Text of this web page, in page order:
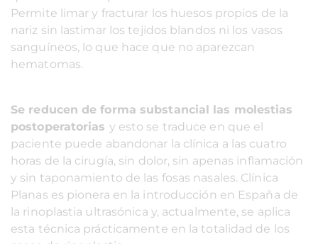
Permite limar y fracturar los huesos propios de la
nariz sin lastimar los tejidos blandos ni los vasos
sanguíneos, lo que hace que no aparezcan
hematomas.
Se reducen de forma substancial las molestias
postoperatorias y esto se traduce en que el
paciente puede abandonar la clínica a las cuatro
horas de la cirugía, sin dolor, sin apenas inflamación
y sin taponamiento de las fosas nasales. Clínica
Planas es pionera en la introducción en España de
la rinoplastia ultrasónica y, actualmente, se aplica
esta técnica prácticamente en la totalidad de los